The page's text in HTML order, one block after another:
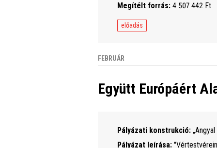
Megítélt forrás: 4 507 442 Ft
előadás
FEBRUÁR
Együtt Európáért
Pályázati konstrukció:
Pályázat leírása: